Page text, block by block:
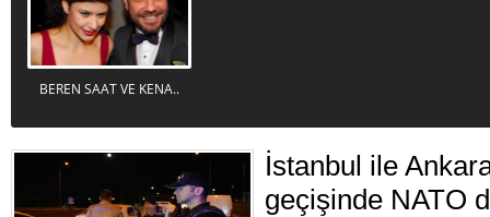
BEREN SAAT VE KENA..
İstanbul ile
geçişinde NATO